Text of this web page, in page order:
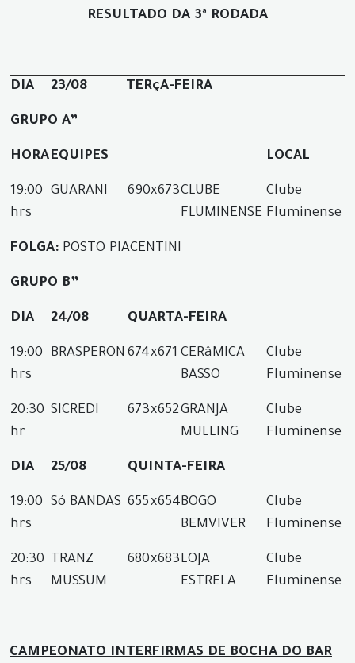
RESULTADO DA 3ª RODADA
DIA 23/08 TERçA-FEIRA
GRUPO A”
HORAEQUIPES LOCAL
19:00
hrs
GUARANI 690x673CLUBE
FLUMINENSE
Clube
Fluminense
FOLGA: POSTO PIACENTINI
GRUPO B”
DIA 24/08 QUARTA-FEIRA
19:00
hrs
BRASPERON 674x671 CERâMICA
BASSO
Clube
Fluminense
20:30
hr
SICREDI 673x652GRANJA
MULLING
Clube
Fluminense
DIA 25/08 QUINTA-FEIRA
19:00
hrs
Só BANDAS 655x654BOGO
BEMVIVER
Clube
Fluminense
20:30
hrs
TRANZ
MUSSUM
680x683LOJA
ESTRELA
Clube
Fluminense
CAMPEONATO INTERFIRMAS DE BOCHA DO BAR